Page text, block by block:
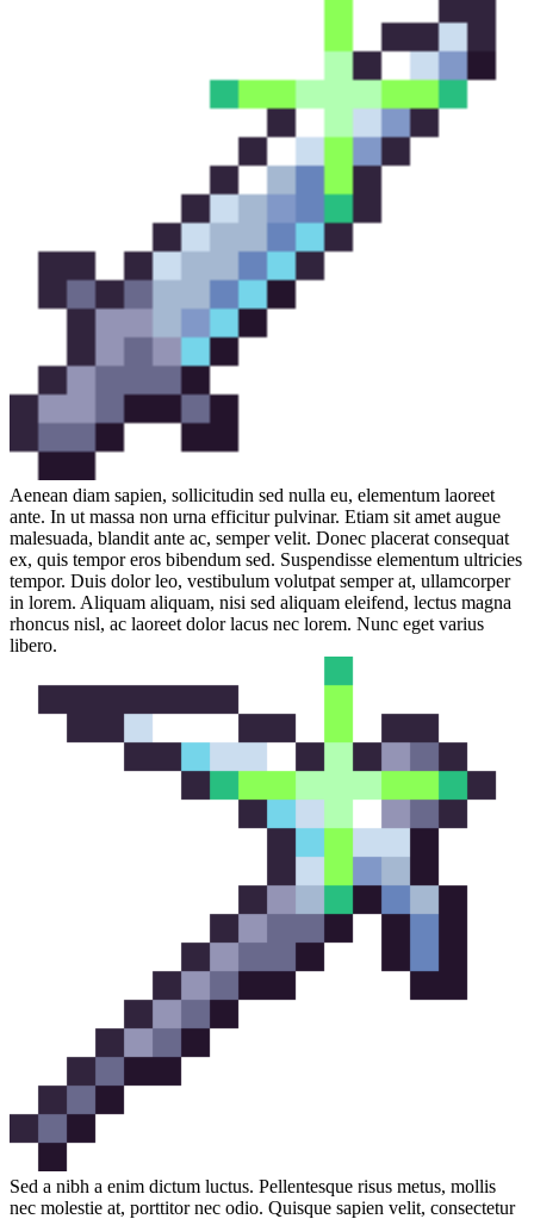
Aenean diam sapien, sollicitudin sed nulla eu, elementum laoreet
ante. In ut massa non urna efficitur pulvinar. Etiam sit amet augue
malesuada, blandit ante ac, semper velit. Donec placerat consequat
ex, quis tempor eros bibendum sed. Suspendisse elementum ultricies
tempor. Duis dolor leo, vestibulum volutpat semper at, ullamcorper
in lorem. Aliquam aliquam, nisi sed aliquam eleifend, lectus magna
rhoncus nisl, ac laoreet dolor lacus nec lorem. Nunc eget varius
libero.
Sed a nibh a enim dictum luctus. Pellentesque risus metus, mollis
nec molestie at, porttitor nec odio. Quisque sapien velit, consectetur